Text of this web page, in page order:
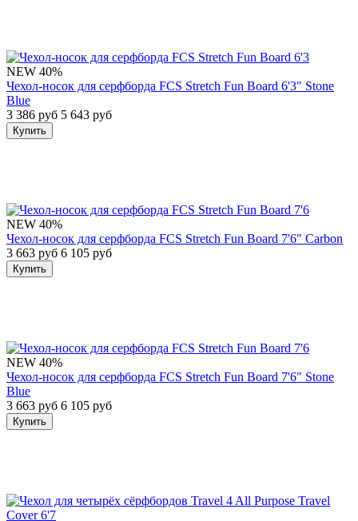
NEW 40%
Чехол-носок для серфборда FCS Stretch Fun Board 6'3" Stone
Blue
3 386 руб 5 643 руб
Купить
NEW 40%
Чехол-носок для серфборда FCS Stretch Fun Board 7'6" Carbon
3 663 руб 6 105 руб
Купить
NEW 40%
Чехол-носок для серфборда FCS Stretch Fun Board 7'6" Stone
Blue
3 663 руб 6 105 руб
Купить